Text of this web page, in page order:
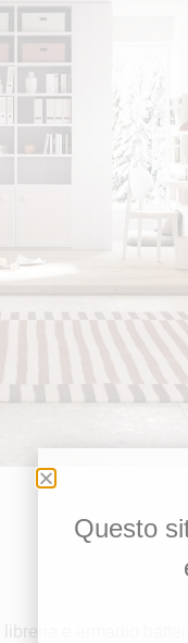
e armadio
Questo